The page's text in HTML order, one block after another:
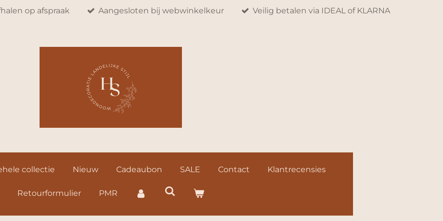
op afspraak Aangesloten bij webwinkelkeur Veilig betalen via IDEAL of KLARNA
collectie Nieuw Cadeaubon SALE Contact Klantrecensies
Retourformulier PMR